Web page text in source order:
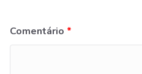
Comentário *